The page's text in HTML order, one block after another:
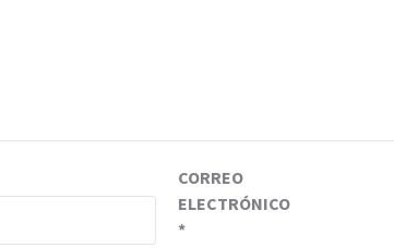
CORREO
ELECTRÓNICO
*